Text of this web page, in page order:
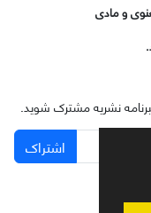
و مادی
نشریه مشترک شوید.
اشتراک